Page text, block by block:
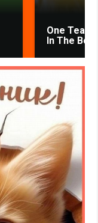
One
In The